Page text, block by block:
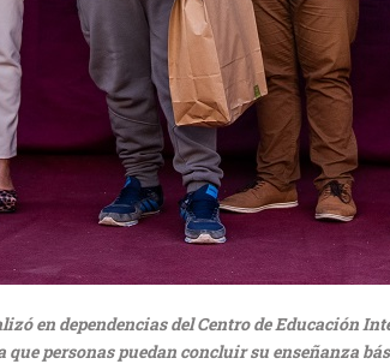
en dependencias del Centro de Educación
personas puedan concluir su enseñanza